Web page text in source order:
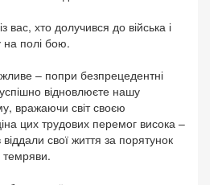
хто долучився до війська і
на полі бою.
– попри безпрецедентні
відновлюєте нашу
вражаючи світ своєю
цих трудових перемог висока –
свої життя за порятунок